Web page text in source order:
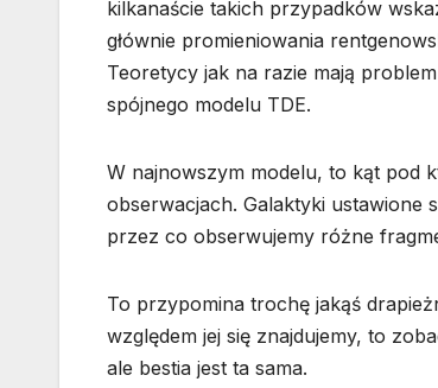
kilkanaście takich przypadków
głównie promieniowania
Teoretycy jak na razie mają
spójnego modelu TDE.
W najnowszym modelu, to kąt pod
obserwacjach. Galaktyki ustawione
przez co obserwujemy różne
To przypomina trochę jakąś
względem jej się znajdujemy, to
ale bestia jest ta sama.